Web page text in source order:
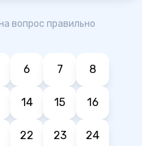
вопрос правильно
6 7 8
14 15 16
22 23 24